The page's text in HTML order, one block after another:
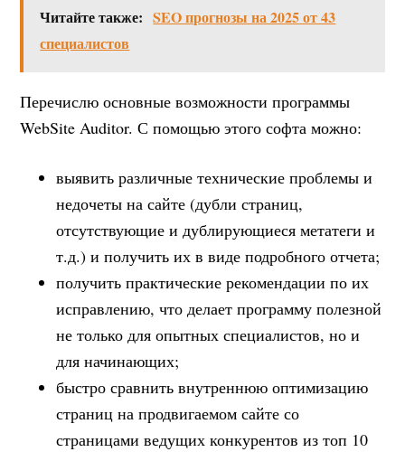
Читайте также: SEO прогнозы на 2025 от 43
специалистов
Перечислю основные возможности программы
WebSite Auditor. С помощью этого софта можно:
выявить различные технические проблемы и
недочеты на сайте (дубли страниц,
отсутствующие и дублирующиеся метатеги и
т.д.) и получить их в виде подробного отчета;
получить практические рекомендации по их
исправлению, что делает программу полезной
не только для опытных специалистов, но и
для начинающих;
быстро сравнить внутреннюю оптимизацию
страниц на продвигаемом сайте со
страницами ведущих конкурентов из топ 10